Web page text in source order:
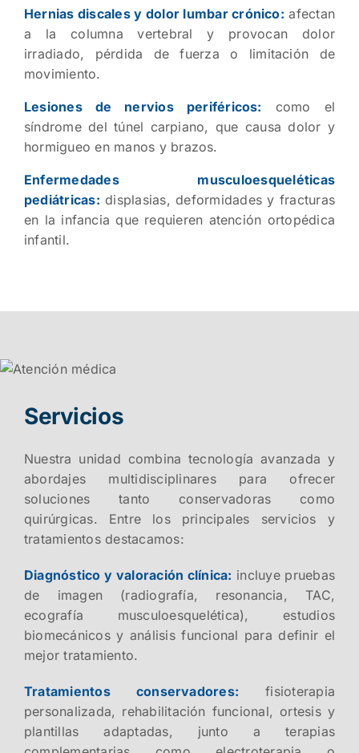
Hernias discales y dolor lumbar crónico: afectan
a la columna vertebral y provocan dolor
irradiado, pérdida de fuerza o limitación de
movimiento.
Lesiones de nervios periféricos:
como el
síndrome del túnel carpiano, que causa dolor y
hormigueo en manos y brazos.
Enfermedades musculoesqueléticas
pediátricas: displasias, deformidades y fracturas
en la infancia que requieren atención ortopédica
infantil.
Servicios
Nuestra unidad combina tecnología avanzada y
abordajes multidisciplinares para ofrecer
soluciones tanto conservadoras como
quirúrgicas. Entre los principales servicios y
tratamientos destacamos:
Diagnóstico y valoración clínica: incluye pruebas
de imagen (radiografía, resonancia, TAC,
ecografía musculoesquelética), estudios
biomecánicos y análisis funcional para definir el
mejor tratamiento.
Tratamientos conservadores:
fisioterapia
personalizada, rehabilitación funcional, ortesis y
plantillas adaptadas, junto a terapias